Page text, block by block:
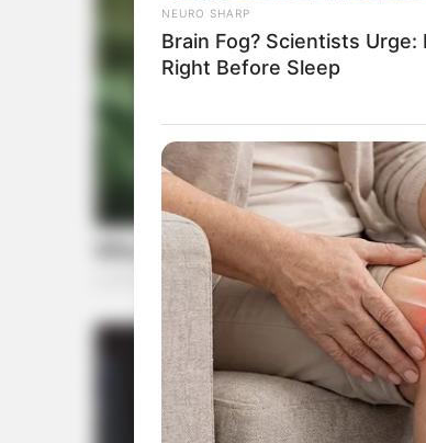
NEURO SHARP
Brain Fog? Scientists Urge:
Right Before Sleep